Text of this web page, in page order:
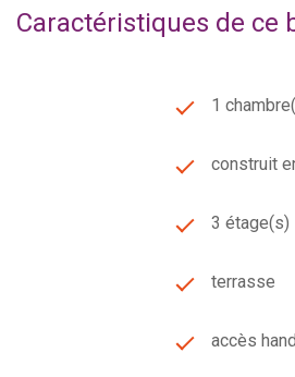
Caractéristiques de ce
1
construit
3 étage(s)
terrasse
accès